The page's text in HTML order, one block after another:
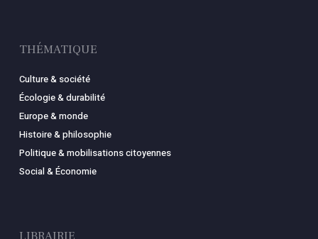
THÉMATIQUE
Culture & société
Écologie & durabilité
Europe & monde
Histoire & philosophie
Politique & mobilisations citoyennes
Social & Économie